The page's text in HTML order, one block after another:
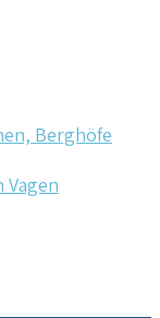
Berghöfe